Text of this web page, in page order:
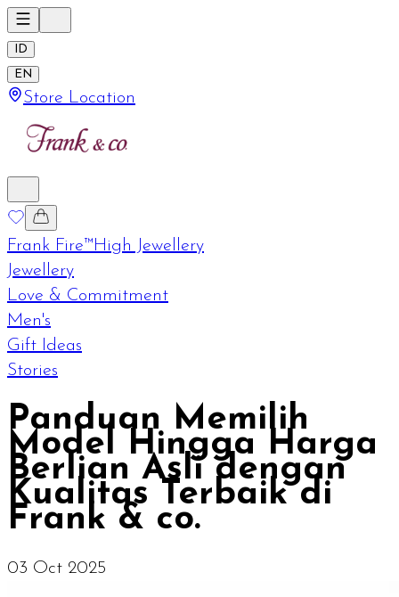
ID
EN
Store Location
Frank Fire™High Jewellery
Jewellery
Love & Commitment
Men's
Gift Ideas
Stories
Panduan Memilih
Model Hingga Harga
Berlian Asli dengan
Kualitas Terbaik di
Frank & co.
03 Oct 2025